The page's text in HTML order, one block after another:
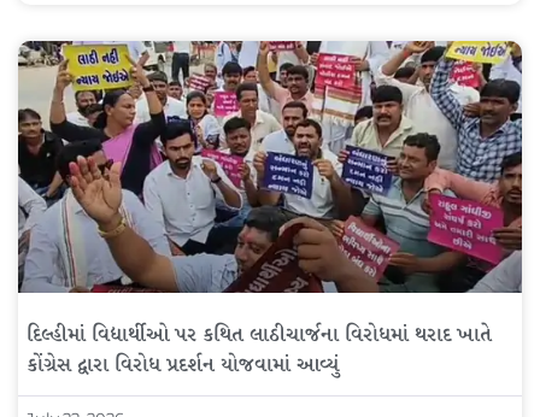
દિલ્હીમાં વિદ્યાર્થીઓ પર કથિત લાઠીચાર્જના વિરોધમાં થરાદ ખાતે
કોંગ્રેસ દ્વારા વિરોધ પ્રદર્શન યોજવામાં આવ્યું